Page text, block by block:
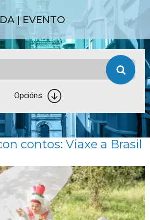
| EVENTO
Opcións
contos: Viaxe a Brasil